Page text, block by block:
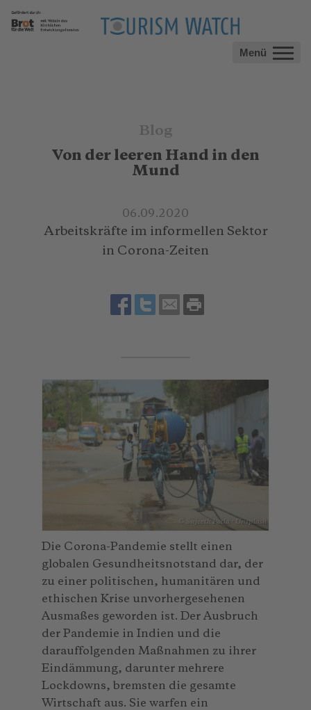
Menü
Blog
Von der leeren Hand in den
Mund
06.09.2020
Arbeitskräfte im informellen Sektor
in Corona-Zeiten
© Sujeeth Potla - Unsplash
Die Corona-Pandemie stellt einen
globalen Gesundheitsnotstand dar, der
zu einer politischen, humanitären und
ethischen Krise unvorhergesehenen
Ausmaßes geworden ist. Der Ausbruch
der Pandemie in Indien und die
darauffolgenden Maßnahmen zu ihrer
Eindämmung, darunter mehrere
Lockdowns, bremsten die gesamte
Wirtschaft aus. Sie warfen ein